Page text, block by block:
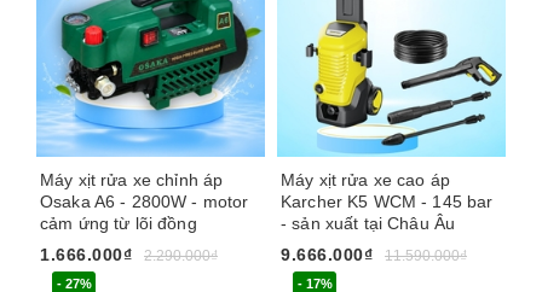
Máy xịt rửa xe chỉnh áp
Osaka A6 - 2800W - motor
cảm ứng từ lõi đồng
1.666.000₫
2.290.000₫
- 27%
Máy xịt rửa xe cao áp
Karcher K5 WCM - 145 bar
- sản xuất tại Châu Âu
9.666.000₫
11.590.000₫
- 17%